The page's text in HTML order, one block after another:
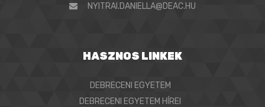
NYITRAI.DANIELLA@DEAC.HU
HASZNOS LINKEK
DEBRECENI EGYETEM
DEBRECENI EGYETEM HÍREI